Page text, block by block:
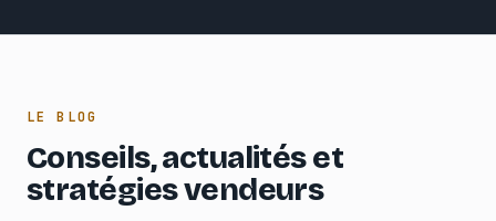
LE BLOG
Conseils, actualités et
stratégies vendeurs